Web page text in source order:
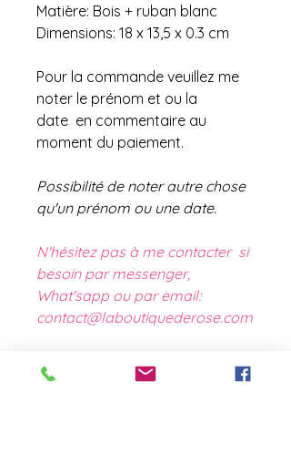
Matière: Bois + ruban blanc
Dimensions: 18 x 13,5 x 0.3 cm
Pour la commande veuillez me
noter le prénom et ou la
date en commentaire au
moment du paiement.
Possibilité de noter autre chose
qu'un prénom ou une date.
N'hésitez pas à me contacter si
besoin par messenger,
What'sapp ou par email:
contact@laboutiquederose.com